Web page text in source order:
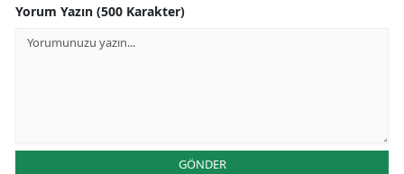
Yorum Yazın (500 Karakter)
GÖNDER